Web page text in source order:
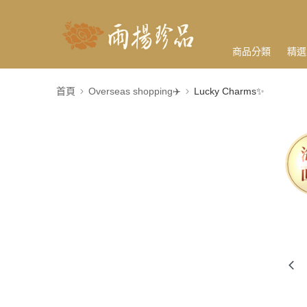
商品分類 精
首頁 Overseas shopping✈️ Lucky Charms✨